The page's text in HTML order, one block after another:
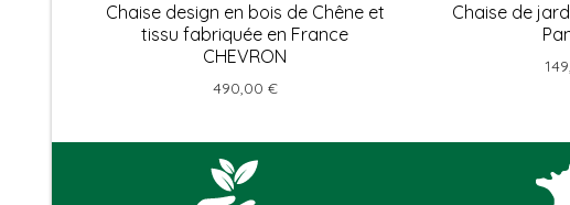
Chaise design en bois de Chêne et
tissu fabriquée en France
CHEVRON
490,00 €
Chaise de